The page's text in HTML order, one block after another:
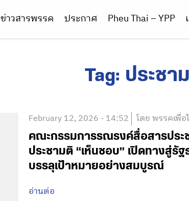
ข่าวสารพรรค ประกาศ Pheu Thai – YPP
Tag: ประชา
February 12, 2026 - 14:52 โดย พรรคเพื่อ
คณะกรรมการรณรงค์สื่อสารปร
ประชามติ “เห็นชอบ” เปิดทางสู่
บรรลุเป้าหมายอย่างสมบูรณ์
อ่านต่อ